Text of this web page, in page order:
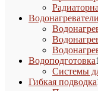
Водонагреватели
Водоподготовка
Системы
Гибкая подводка